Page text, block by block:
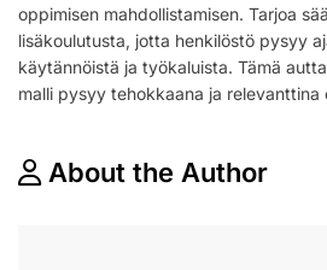
oppimisen mahdollistamisen. Tarjoa
lisäkoulutusta, jotta henkilöstö pysyy
käytännöistä ja työkaluista. Tämä
malli pysyy tehokkaana ja relevanttina
About the Author